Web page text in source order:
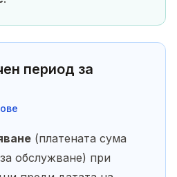
период за
(платената сума
обслужване) при